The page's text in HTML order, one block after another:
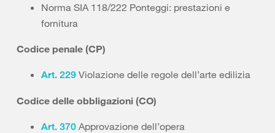
Norma SIA 118/222 Ponteggi: prestazioni e
fornitura
Codice penale (CP)
Art. 229 Violazione delle regole dell’arte edilizia
Codice delle obbligazioni (CO)
Art. 370 Approvazione dell’opera